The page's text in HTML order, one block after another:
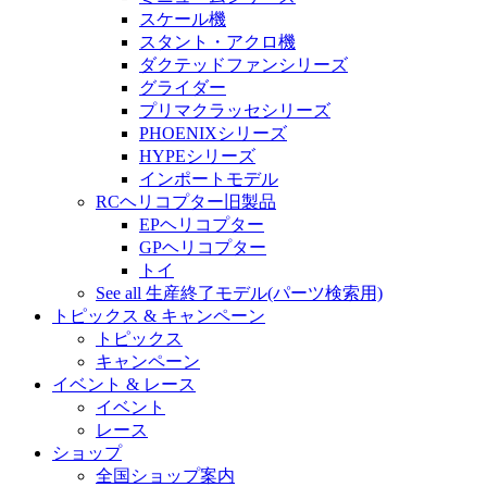
スケール機
スタント・アクロ機
ダクテッドファンシリーズ
グライダー
プリマクラッセシリーズ
PHOENIXシリーズ
HYPEシリーズ
インポートモデル
RCヘリコプター旧製品
EPヘリコプター
GPヘリコプター
トイ
See all 生産終了モデル(パーツ検索用)
トピックス & キャンペーン
トピックス
キャンペーン
イベント & レース
イベント
レース
ショップ
全国ショップ案内